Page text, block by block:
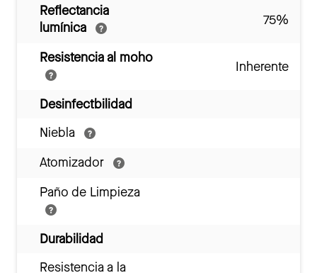
Reflectancia
lumínica
75%
Resistencia al moho
Inherente
Desinfectbilidad
Niebla
Atomizador
Paño de Limpieza
Durabilidad
Resistencia a la